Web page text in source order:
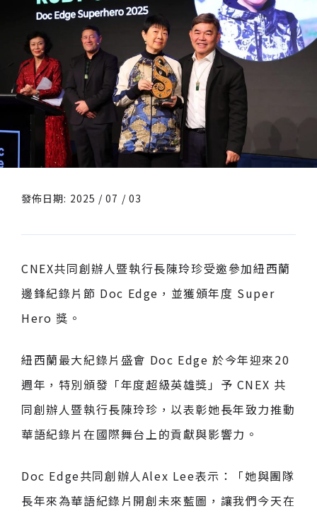
發佈日期: 2025 / 07 / 03
CNEX共同創辦人暨執行長陳玲珍受邀參加紐西蘭
邊鋒紀錄片節 Doc Edge，並獲頒年度 Super
Hero 獎。
紐西蘭最大紀錄片盛會 Doc Edge 於今年迎來20
週年，特別頒發「年度超級英雄獎」予 CNEX 共
同創辦人暨執行長陳玲珍，以表彰她長年致力推動
華語紀錄片在國際舞台上的貢獻與影響力。
Doc Edge共同創辦人Alex Lee表示：「她與團隊
長年來為華語紀錄片開創未來藍圖，讓我們今天在